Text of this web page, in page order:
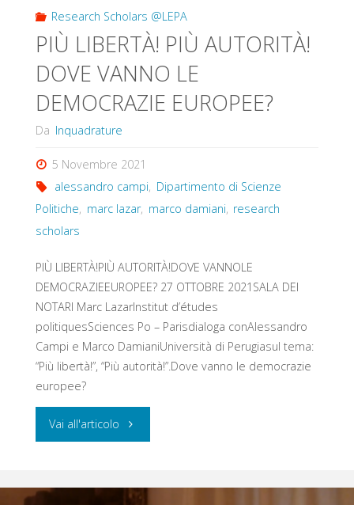
Research Scholars @LEPA
PIÙ LIBERTÀ! PIÙ AUTORITÀ!
DOVE VANNO LE
DEMOCRAZIE EUROPEE?
Da Inquadrature
5 Novembre 2021
alessandro campi, Dipartimento di Scienze
Politiche, marc lazar, marco damiani, research
scholars
PIÙ LIBERTÀ!PIÙ AUTORITÀ!DOVE VANNOLE
DEMOCRAZIEEUROPEE? 27 OTTOBRE 2021SALA DEI
NOTARI Marc LazarInstitut d’études
politiquesSciences Po – Parisdialoga conAlessandro
Campi e Marco DamianiUniversità di Perugiasul tema:
“Più libertà!”, “Più autorità!”.Dove vanno le democrazie
europee?
Vai all'articolo "PIÙ
PIÙ